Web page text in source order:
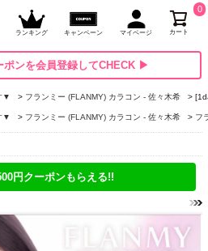
ランキング キャンペーン マイページ カート
0
ポンを会員登録してCHECK ▶
▼ フランミー (FLANMY) カラコン - 佐々木希
▼ フランミー (FLANMY) カラコン - 佐々木希 フ
円クーポンもらえる!!